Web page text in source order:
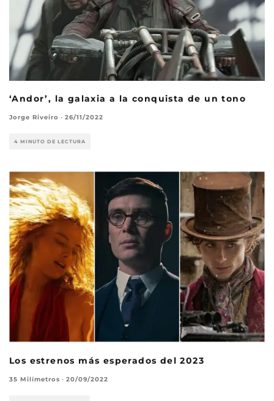
‘Andor’, la galaxia a la conquista de un tono
Jorge Riveiro · 26/11/2022
4 MINUTO DE LECTURA
Los estrenos más esperados del 2023
35 Milímetros · 20/09/2022